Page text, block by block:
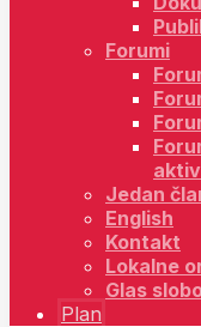
Forumi
Jedan
English
Kontakt
Lokalne
Glas
Plan